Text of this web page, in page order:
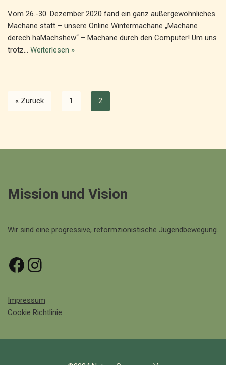
Vom 26.-30. Dezember 2020 fand ein ganz außergewöhnliches
Machane statt – unsere Online Wintermachane „Machane
derech haMachshew“ – Machane durch den Computer! Um uns
trotz… Weiterlesen »
« Zurück 1 2
Mission und Vision
Wir sind eine progressive, reformzionistische Jugendbewegung.
Impressum
Cookie Richtlinie